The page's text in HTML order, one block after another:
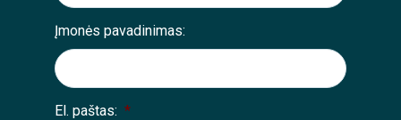
Įmonės pavadinimas:
El. paštas: *